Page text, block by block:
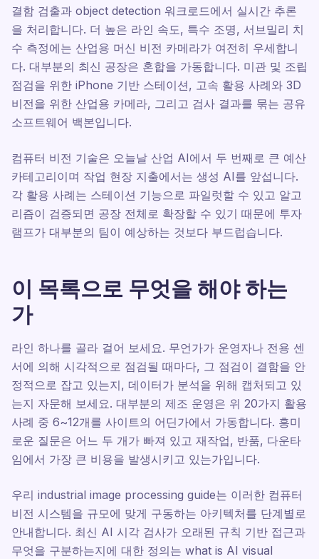
결함 검출과 object detection 워크로드에서 실시간 추론
을 처리합니다. 더 높은 라인 속도, 특수 조명, 서브밀리 치
수 측정에는 산업용 머신 비전 카메라가 여전히 우세합니
다. 대부분의 최신 공장은 혼합을 가동합니다. 미관 및 조립
점검을 위한 iPhone 기반 스테이션, 고속 활용 사례와 3D
비전을 위한 산업용 카메라, 그리고 검사 결과를 묶는 공유
소프트웨어 백본입니다.
컴퓨터 비전 기술은 오늘날 산업 AI에서 두 번째로 큰 예산
카테고리이며 작업 현장 지출에서는 생성 AI를 앞섭니다.
각 활용 사례는 스테이션 기능으로 파일럿할 수 있고 알고
리즘이 검증되면 공장 전체로 확장할 수 있기 때문에 투자
램프가 대부분의 팀이 예상하는 것보다 부드럽습니다.
이 목록으로 무엇을 해야 하는
가
라인 하나를 골라 걸어 보세요. 무언가가 운영자나 전용 센
서에 의해 시각적으로 점검될 때마다, 그 점검이 결함을 안
정적으로 잡고 있는지, 데이터가 분석을 위해 캡처되고 있
는지 자문해 보세요. 대부분의 제조 운영은 위 20가지 활용
사례 중 6~12개를 사이트의 어딘가에서 가동합니다. 흥미
로운 질문은 어느 두 개가 빠져 있고 재작업, 반품, 다운타
임에서 가장 큰 비용을 발생시키고 있는가입니다.
우리 industrial image processing guide는 이러한 컴퓨터
비전 시스템을 규모에 맞게 구동하는 아키텍처를 단계별로
안내합니다. 최신 AI 시각 검사가 오래된 규칙 기반 접근과
무엇을 구분하는지에 대한 정의는 what is AI visual